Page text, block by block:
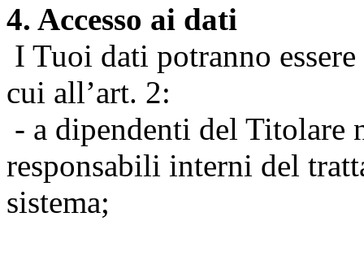
4. Accesso ai dati
I Tuoi dati potranno
cui all’art. 2:
- a dipendenti del Titolare
responsabili interni del
sistema;